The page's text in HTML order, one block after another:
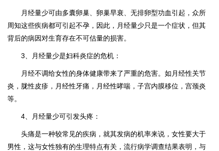
月经量少可由多囊卵巢、卵巢早衰、无排卵型功血引起，众所
周知这些疾病都可引起不孕，因此，月经量少只是一个症状，但其
背后的病因对生育存在不可估量的损害。
3、月经量少是妇科炎症的危机：
月经不调给女性的身体健康带来了严重的危害。如月经性关节
炎，胧性皮疹，月经性牙痛，月经性哮喘，子宫内膜移位，宫颈炎
等。
4、月经量少可引发头疼：
头痛是一种较常见的疾病，就其发病的机率来说，女性要大于
男性，这与女性独有的生理特点有关，流行病学调查结果表明，与